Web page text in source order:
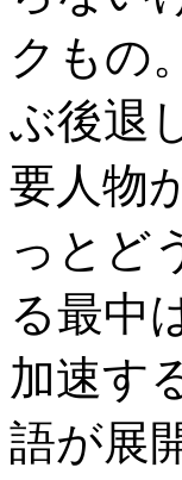
クもの
ぶ後退
要人物
っとど
る最中
加速す
語が展